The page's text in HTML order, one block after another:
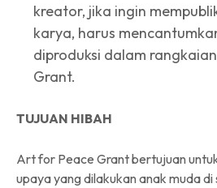
kreator, jika ingin
karya, harus
diproduksi dalam
Grant.
TUJUAN HIBAH
Art for Peace Grant bertujuan
upaya yang dilakukan anak muda di